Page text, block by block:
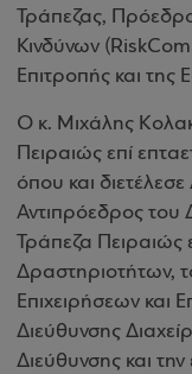
Τράπεζας,
Κινδύνων (Risk
Επιτροπής και της
Ο κ. Μιχάλης
Πειραιώς επί
όπου και
Αντιπρόεδρος του
Τράπεζα Πειραιώς
Δραστηριοτήτων,
Επιχειρήσεων και
Διεύθυνσης
Διεύθυνσης και